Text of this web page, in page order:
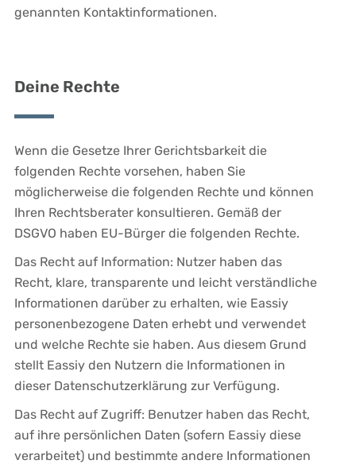
genannten Kontaktinformationen.
Deine Rechte
Wenn die Gesetze Ihrer Gerichtsbarkeit die
folgenden Rechte vorsehen, haben Sie
möglicherweise die folgenden Rechte und können
Ihren Rechtsberater konsultieren. Gemäß der
DSGVO haben EU-Bürger die folgenden Rechte.
Das Recht auf Information: Nutzer haben das
Recht, klare, transparente und leicht verständliche
Informationen darüber zu erhalten, wie Eassiy
personenbezogene Daten erhebt und verwendet
und welche Rechte sie haben. Aus diesem Grund
stellt Eassiy den Nutzern die Informationen in
dieser Datenschutzerklärung zur Verfügung.
Das Recht auf Zugriff: Benutzer haben das Recht,
auf ihre persönlichen Daten (sofern Eassiy diese
verarbeitet) und bestimmte andere Informationen